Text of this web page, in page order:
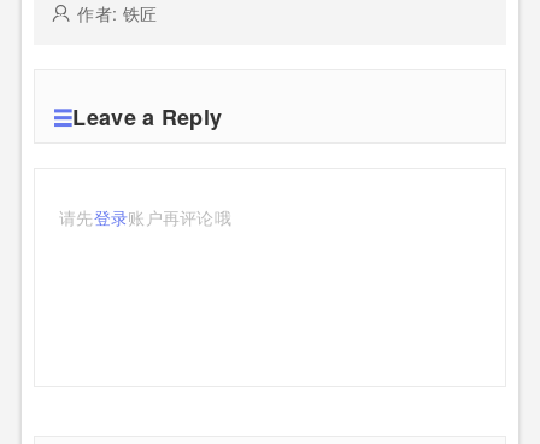
作者: 铁匠
Leave a Reply
请先登录账户再评论哦